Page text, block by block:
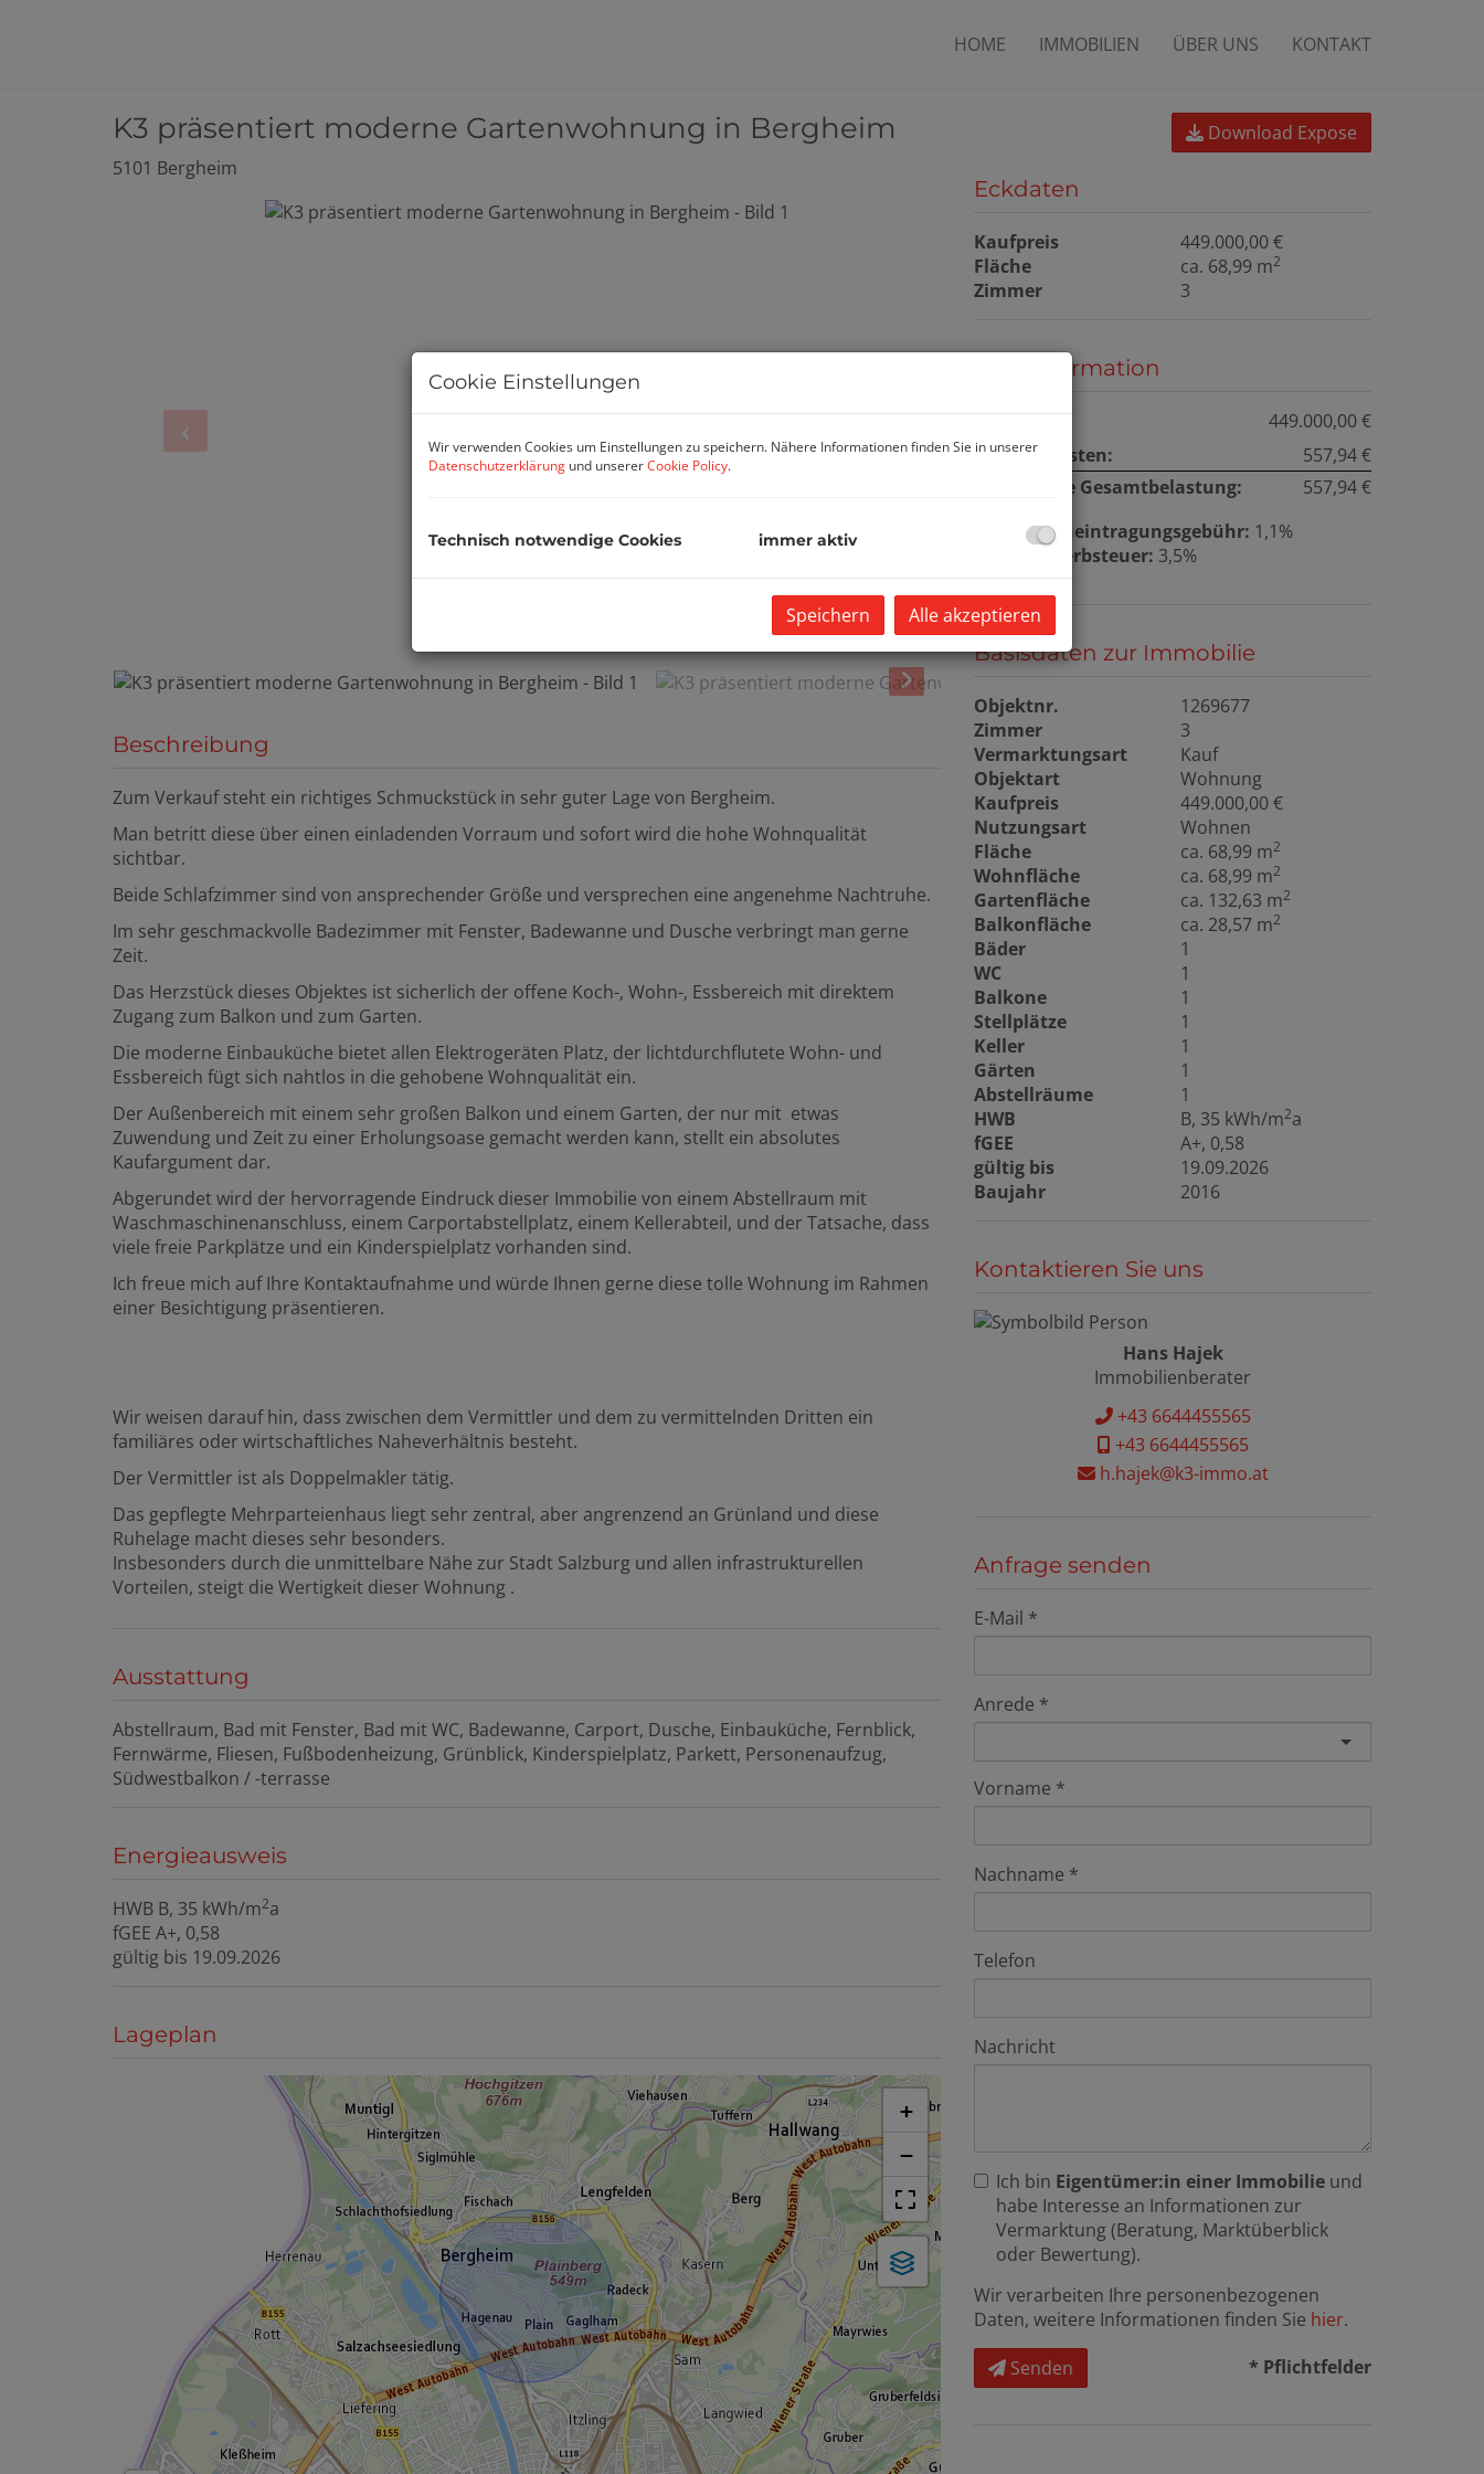
HOME IMMOBILIEN ÜBER UNS KONTAKT
K3 präsentiert moderne Gartenwohnung in Bergheim
5101 Bergheim
Beschreibung
Zum Verkauf steht ein richtiges Schmuckstück in sehr guter Lage von Bergheim.
Man betritt diese über einen einladenden Vorraum und sofort wird die hohe Wohnqualität
sichtbar.
Beide Schlafzimmer sind von ansprechender Größe und versprechen eine angenehme Nachtruhe.
Im sehr geschmackvolle Badezimmer mit Fenster, Badewanne und Dusche verbringt man gerne
Zeit.
Das Herzstück dieses Objektes ist sicherlich der offene Koch-, Wohn-, Essbereich mit direktem
Zugang zum Balkon und zum Garten.
Die moderne Einbauküche bietet allen Elektrogeräten Platz, der lichtdurchflutete Wohn- und
Essbereich fügt sich nahtlos in die gehobene Wohnqualität ein.
Der Außenbereich mit einem sehr großen Balkon und einem Garten, der nur mit etwas
Zuwendung und Zeit zu einer Erholungsoase gemacht werden kann, stellt ein absolutes
Kaufargument dar.
Abgerundet wird der hervorragende Eindruck dieser Immobilie von einem Abstellraum mit
Waschmaschinenanschluss, einem Carportabstellplatz, einem Kellerabteil, und der Tatsache, dass
viele freie Parkplätze und ein Kinderspielplatz vorhanden sind.
Ich freue mich auf Ihre Kontaktaufnahme und würde Ihnen gerne diese tolle Wohnung im Rahmen
einer Besichtigung präsentieren.
Wir weisen darauf hin, dass zwischen dem Vermittler und dem zu vermittelnden Dritten ein
familiäres oder wirtschaftliches Naheverhältnis besteht.
Der Vermittler ist als Doppelmakler tätig.
Das gepflegte Mehrparteienhaus liegt sehr zentral, aber angrenzend an Grünland und diese
Ruhelage macht dieses sehr besonders.
Insbesonders durch die unmittelbare Nähe zur Stadt Salzburg und allen infrastrukturellen
Vorteilen, steigt die Wertigkeit dieser Wohnung .
Ausstattung
Abstellraum Bad mit Fenster Bad mit WC Badewanne Carport Dusche Einbauküche Fernblick
Fernwärme Fliesen Fußbodenheizung Grünblick Kinderspielplatz Parkett Personenaufzug
Südwestbalkon / -terrasse
Energieausweis
HWB B, 35 kWh/m2a
fGEE A+, 0,58
gültig bis 19.09.2026
Lageplan
+
−
Download Expose
Eckdaten
Kaufpreis
449.000,00 €
Fläche
ca. 68,99 m2
Zimmer 3
Preisinformation
Kaufpreis:
449.000,00 €
Betriebskosten:
557,94 €
monatliche Gesamtbelastung:
557,94 €
Grundbucheintragungsgebühr: 1,1%
Grunderwerbsteuer: 3,5%
Basisdaten zur Immobilie
Objektnr.
1269677
Zimmer
3
Vermarktungsart
Kauf
Objektart
Wohnung
Kaufpreis
449.000,00 €
Nutzungsart
Wohnen
Fläche
ca. 68,99 m2
Wohnfläche ca. 68,99 m2
Gartenfläche ca. 132,63 m2
Balkonfläche ca. 28,57 m2
Bäder
1
WC
1
Balkone
1
Stellplätze
1
Keller
1
Gärten
1
Abstellräume
1
HWB
B, 35 kWh/m2a
fGEE
A+, 0,58
gültig bis
19.09.2026
Baujahr
2016
Kontaktieren Sie uns
Hans Hajek
Immobilienberater
+43 6644455565
+43 6644455565
h.hajek@k3-immo.at
Anfrage senden
E-Mail
Anrede
Vorname
Nachname
Telefon
Nachricht
Ich bin Eigentümer:in einer Immobilie und
habe Interesse an Informationen zur
Vermarktung (Beratung, Marktüberblick
oder Bewertung).
Wir verarbeiten Ihre personenbezogenen
Daten, weitere Informationen finden Sie hier.
Senden
* Pflichtfelder
Cookie Einstellungen
Wir verwenden Cookies um Einstellungen zu speichern. Nähere Informationen finden Sie in unserer
Datenschutzerklärung und unsererCookie Policy.
Technisch notwendige Cookies immer aktiv
Speichern Alle akzeptieren